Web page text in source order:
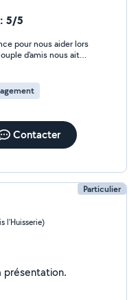
* Aide au
(terrasse, allée,
besoins Je suis
déplacer dans les
Je suis véhiculé
avec plaisir ! À
5/5
pour nous aider lors
d'amis nous ait
gants...) avec
Ils n'ont pas
le monde.
les yeux
Contacter
Particulier
l'Huisserie)
Je n'ai pas encore renseigné ma présentation.